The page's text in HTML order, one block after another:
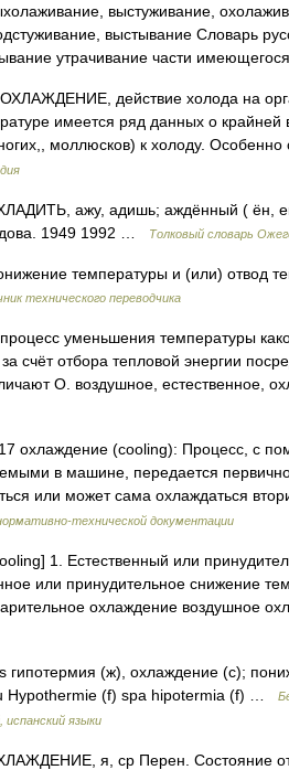
выстуживание,
выстывание Словарь
утрачивание части
действие холода на
имеется ряд данных о крайней
моллюсков) к холоду.
ажу, адишь; аждённый ( ён,
1949 1992 …
Толковый словарь
температуры и (или) отвод
технического переводчика
уменьшения температуры
счёт отбора тепловой энергии
О. воздушное,
охлаждение (cooling): Процесс, с
в машине, передается
или может сама охлаждаться
технической документации
1. Естественный или
или принудительное снижение
охлаждение воздушное
гипотермия (ж), охлаждение (с);
Hypothermie (f) spa hipotermia (f) …
испанский языки
я, ср Перен. Состояние